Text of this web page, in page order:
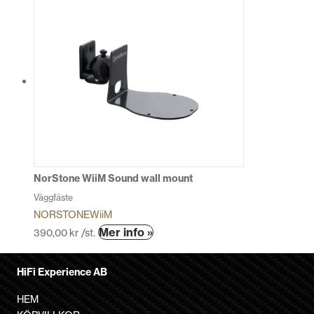
olika
alternativen
produktsidan
NorStone WiiM Sound wall mount
Väggfäste
NORSTONEWiiM
390,00 kr /st. Mer info »Den
varianter.
HiFi Experience AB
HEM